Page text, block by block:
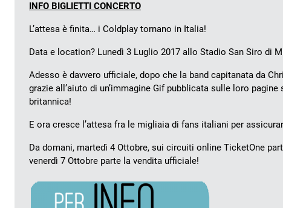
INFO BIGLIETTI CONCERTO
L’attesa è finita… i Coldplay tornano in Italia!
Data e location? Lunedì 3 Luglio 2017 allo Stadio San Siro di
Adesso è davvero ufficiale, dopo che la band capitanata da
grazie all’aiuto di un’immagine Gif pubblicata sulle loro
britannica!
E ora cresce l’attesa fra le migliaia di fans italiani per
Da domani, martedì 4 Ottobre, sui circuiti online TicketOne
venerdì 7 Ottobre parte la vendita ufficiale!